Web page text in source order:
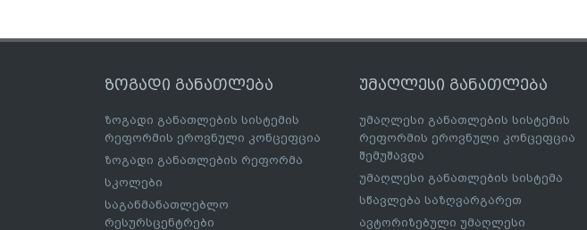
ზოგადი განათლება
ზოგადი განათლების სისტემის
რეფორმის ეროვნული კონცეფცია
ზოგადი განათლების რეფორმა
სკოლები
საგანმანათლებლო
რესურსცენტრები
უმაღლესი განათლება
უმაღლესი განათლების სისტემის
რეფორმის ეროვნული კონცეფცია
შემუშავდა
უმაღლესი განათლების სისტემა
სწავლება საზღვარგარეთ
ავტორიზებული უმაღლესი